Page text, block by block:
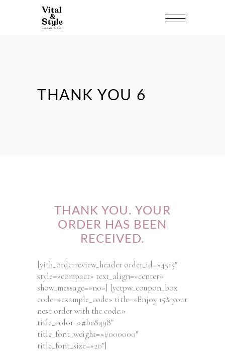
THANK YOU 6
THANK YOU. YOUR
ORDER HAS BEEN
RECEIVED.
[yith_orderreview_header order_id=»4515″
style=»compact» text_align=»center»
show_message=»no»] [yctpw_coupon_box
code=»example_code» title=»Enjoy 15% your
next order with the code:»
title_color=»#be8498″
title_font_weight=»#000000″
title_font_size=»20″]